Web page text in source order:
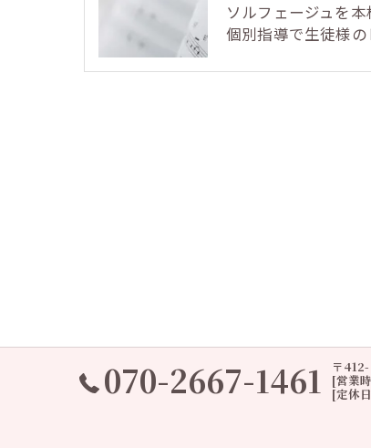
ソルフェージュを本
個別指導で生徒様
070-2667-1461
〒
[営業
[定休